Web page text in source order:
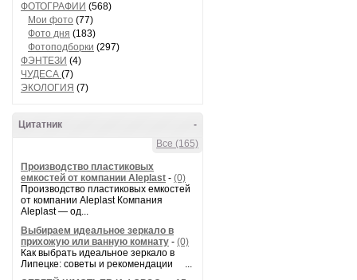
ФОТОГРАФИИ (568)
Мои фото (77)
Фото дня (183)
Фотоподборки (297)
ФЭНТЕЗИ (4)
ЧУДЕСА (7)
ЭКОЛОГИЯ (7)
-
Цитатник
Все (165)
Производство пластиковых
емкостей от компании Aleplast - (0)
Производство пластиковых емкостей
от компании Aleplast Компания
Aleplast — од...
Выбираем идеальное зеркало в
прихожую или ванную комнату - (0)
Как выбрать идеальное зеркало в
Липецке: советы и рекомендации ...